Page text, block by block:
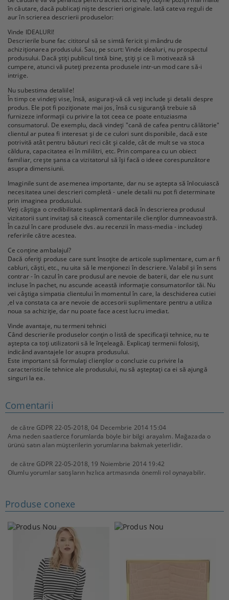
în căutare, dacă publicați niște descrieri originale. Iată cateva reguli de
aur în scrierea descrierii produselor:
Vinde IDEALURI!
Descrierile bune fac cititorul să se simtă fericit și mândru de
achiziționarea produsului. Sau, pe scurt: Vinde idealuri, nu prospectul
produsului. Dacă știți publicul tintă bine, știți și ce îi motivează să
cumpere, atunci vă puteți prezenta produsele intr-un mod care să-i
intrige.
Nu subestima detaliile!
În timp ce vindeți vise, însă, asigurați-vă că veți include și detalii despre
produs. Ele pot fi poziționate mai jos, însă cu siguranță trebuie să
furnizeze informații cu privire la tot ceea ce poate entuziasma
consumatorul. De exemplu, dacă vindeți "cană de cafea pentru călătorie"
clientul ar putea fi interesat și de ce culori sunt disponibile, dacă este
potrivită atât pentru băuturi reci cât și calde, cât de mult se va stoca
căldura, capacitatea ei în mililitri, etc. Prin comparea cu un obiect
familiar, crește șansa ca vizitatorul să își facă o ideee corespunzătore
asupra dimensiunii.
Imaginile sunt de asemenea importante, dar nu se aștepta să înlocuiască
necesitatea unei descrieri completă - unele detalii nu pot fi determinate
prin imaginea produsului.
Veți câștiga o credibilitate suplimentară dacă în descrierea produsul
vizitatorii sunt invitați să citească comentariile clienților dumneavoastră.
În cazul în care produsele dvs. au recenzii în mass-media - includeți
referirile către acestea.
Ce conține ambalajul?
Dacă oferiți produse care sunt însoțite de articole suplimentare, cum ar fi
cabluri, căști, etc., nu uita să le menționezi în descriere. Valabil și în sens
contrar - în cazul în care produsul are nevoie de baterii, dar ele nu sunt
incluse în pachet, nu ascunde această informație consumatorilor tăi. Nu
vei câștiga simpatia clientului în momentul în care, la deschiderea cutiei
,el va constata ca are nevoie de accesorii suplimentare pentru a utiliza
noua sa achiziție, dar nu poate face acest lucru imediat.
Vinde avantaje, nu termeni tehnici
Când descrierile produselor conțin o listă de specificații tehnice, nu te
aștepta ca toți utilizatorii să le înțeleagă. Explicați termenii folosiți,
indicând avantajele lor asupra produsului.
Este important să formulați clienților o concluzie cu privire la
caracteristicile tehnice ale produsului, nu să așteptați ca ei să ajungă
singuri la ea.
Comentarii
de către GDPR 22-05-2018,04 Decembrie 2014 15:04
Ama neden saatlerce forumlarda böyle bir bilgi arayalım. Mağazada o
ürünü satın alan müşterilerin yorumlarına bakmak yeterlidir.
de către GDPR 22-05-2018, 19 Noiembrie 2014 19:42
Olumlu yorumlar satışların hızlıca artmasında önemli rol oynayabilir.
Produse conexe